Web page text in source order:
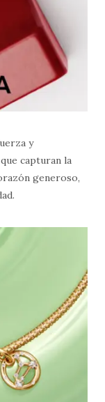
y
capturan la
generoso,